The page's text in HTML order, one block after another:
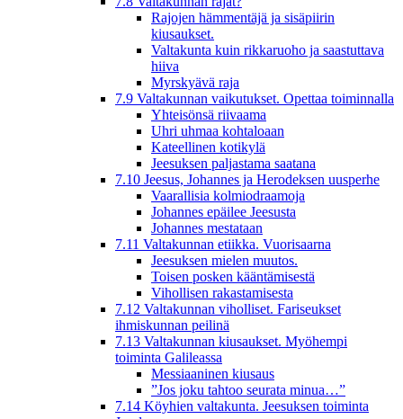
Rajojen hämmentäjä ja sisäpiirin
kiusaukset.
Valtakunta kuin rikkaruoho ja saastuttava
hiiva
Myrskyävä raja
7.9 Valtakunnan vaikutukset. Opettaa toiminnalla
Yhteisönsä riivaama
Uhri uhmaa kohtaloaan
Kateellinen kotikylä
Jeesuksen paljastama saatana
7.10 Jeesus, Johannes ja Herodeksen uusperhe
Vaarallisia kolmiodraamoja
Johannes epäilee Jeesusta
Johannes mestataan
7.11 Valtakunnan etiikka. Vuorisaarna
Jeesuksen mielen muutos.
Toisen posken kääntämisestä
Vihollisen rakastamisesta
7.12 Valtakunnan viholliset. Fariseukset
ihmiskunnan peilinä
7.13 Valtakunnan kiusaukset. Myöhempi
toiminta Galileassa
Messiaaninen kiusaus
”Jos joku tahtoo seurata minua…”
7.14 Köyhien valtakunta. Jeesuksen toiminta